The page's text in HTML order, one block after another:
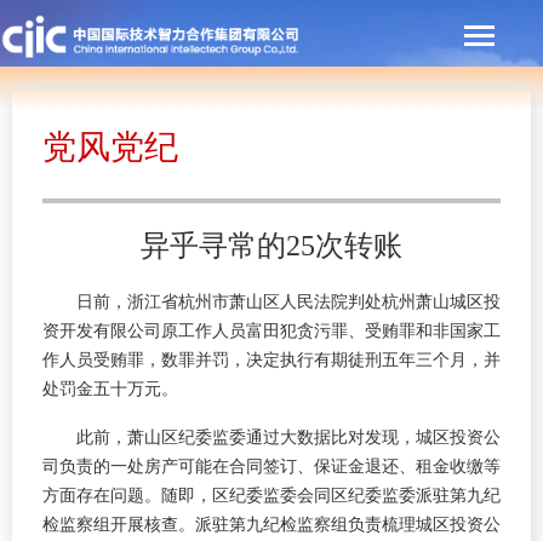
党风党纪
异乎寻常的25次转账
日前，浙江省杭州市萧山区人民法院判处杭州萧山城区投
资开发有限公司原工作人员富田犯贪污罪、受贿罪和非国家工
作人员受贿罪，数罪并罚，决定执行有期徒刑五年三个月，并
处罚金五十万元。
此前，萧山区纪委监委通过大数据比对发现，城区投资公
司负责的一处房产可能在合同签订、保证金退还、租金收缴等
方面存在问题。随即，区纪委监委会同区纪委监委派驻第九纪
检监察组开展核查。派驻第九纪检监察组负责梳理城区投资公